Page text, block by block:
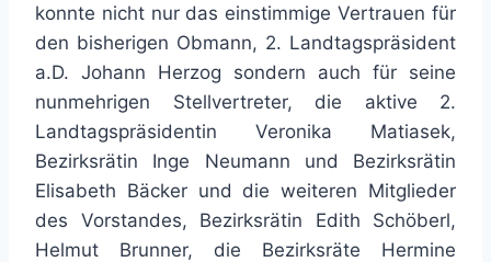
konnte nicht nur das einstimmige Vertrauen für
den bisherigen Obmann, 2. Landtagspräsident
a.D. Johann Herzog sondern auch für seine
nunmehrigen Stellvertreter, die aktive 2.
Landtagspräsidentin Veronika Matiasek,
Bezirksrätin Inge Neumann und Bezirksrätin
Elisabeth Bäcker und die weiteren Mitglieder
des Vorstandes, Bezirksrätin Edith Schöberl,
Helmut Brunner, die Bezirksräte Hermine